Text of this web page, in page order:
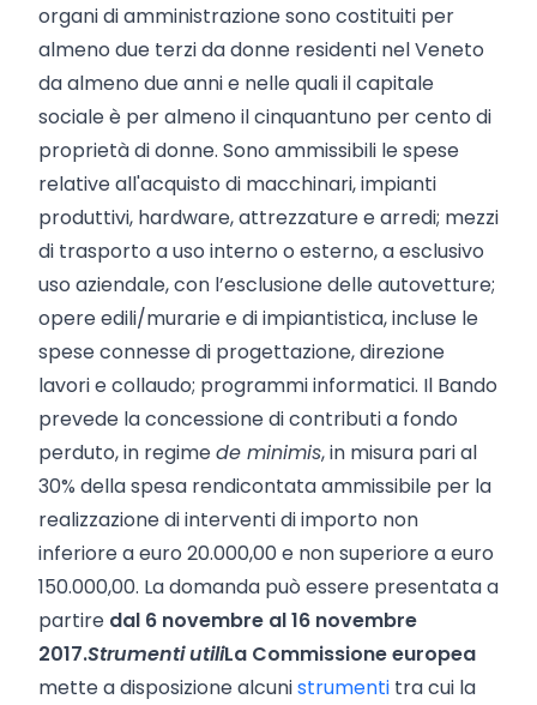
organi di amministrazione sono costituiti per
almeno due terzi da donne residenti nel Veneto
da almeno due anni e nelle quali il capitale
sociale è per almeno il cinquantuno per cento di
proprietà di donne. Sono ammissibili le spese
relative all'acquisto di macchinari, impianti
produttivi, hardware, attrezzature e arredi; mezzi
di trasporto a uso interno o esterno, a esclusivo
uso aziendale, con l’esclusione delle autovetture;
opere edili/murarie e di impiantistica, incluse le
spese connesse di progettazione, direzione
lavori e collaudo; programmi informatici. Il Bando
prevede la concessione di contributi a fondo
perduto, in regimede minimis, in misura pari al
30% della spesa rendicontata ammissibile per la
realizzazione di interventi di importo non
inferiore a euro 20.000,00 e non superiore a euro
150.000,00. La domanda può essere presentata a
partire dal 6 novembre al 16 novembre
2017.Strumenti utiliLa Commissione europea
mette a disposizione alcunistrumenti tra cui la